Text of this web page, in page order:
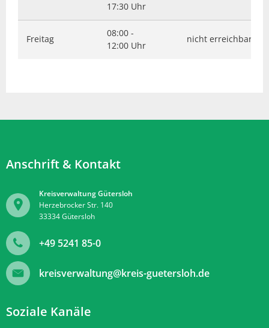
17:30 Uhr
Freitag
08:00 -
12:00 Uhr
nicht erreichbar
Anschrift & Kontakt
Kreisverwaltung Gütersloh
Herzebrocker Str. 140
33334Gütersloh
+49 5241 85-0
kreisverwaltung@kreis-guetersloh.de
Soziale Kanäle